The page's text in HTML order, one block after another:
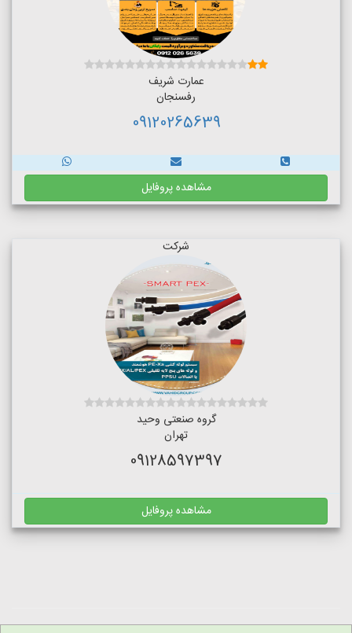
عمارت شریف
رفسنجان
09120265639
مشاهده پروفایل
شرکت
گروه صنعتی وحید
تهران
09128597397
مشاهده پروفایل